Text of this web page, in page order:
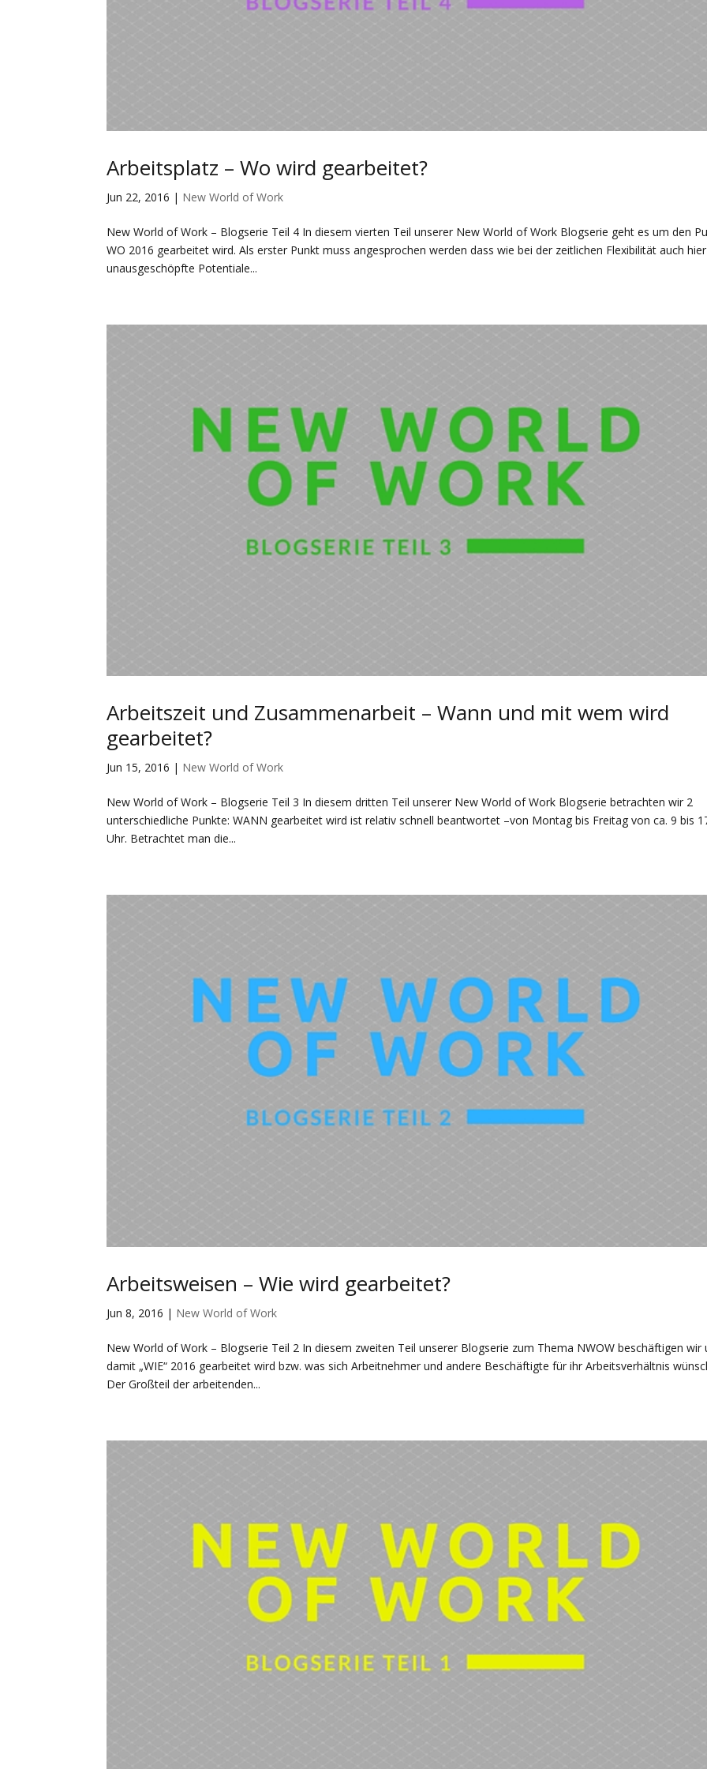
Arbeitsplatz – Wo wird gearbeitet?
Jun 22, 2016 | New World of Work
New World of Work – Blogserie Teil 4 In diesem vierten Teil unserer New World of Work Blogserie geht es um den
WO 2016 gearbeitet wird. Als erster Punkt muss angesprochen werden dass wie bei der zeitlichen Flexibilität auch hier
unausgeschöpfte Potentiale...
Arbeitszeit und Zusammenarbeit – Wann und mit wem wird
gearbeitet?
Jun 15, 2016 | New World of Work
New World of Work – Blogserie Teil 3 In diesem dritten Teil unserer New World of Work Blogserie betrachten wir 2
unterschiedliche Punkte: WANN gearbeitet wird ist relativ schnell beantwortet –von Montag bis Freitag von ca. 9 bis
Uhr. Betrachtet man die...
Arbeitsweisen – Wie wird gearbeitet?
Jun 8, 2016 | New World of Work
New World of Work – Blogserie Teil 2 In diesem zweiten Teil unserer Blogserie zum Thema NWOW beschäftigen wir
damit „WIE“ 2016 gearbeitet wird bzw. was sich Arbeitnehmer und andere Beschäftigte für ihr Arbeitsverhältnis
Der Großteil der arbeitenden...